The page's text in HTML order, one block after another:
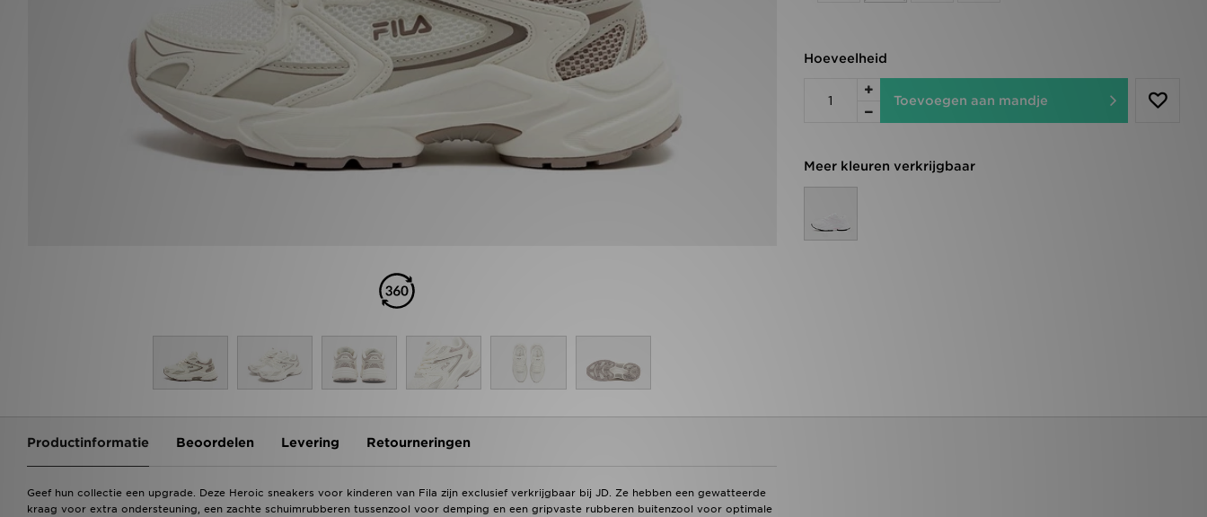
Hoeveelheid
Toevoegen aan mandje
Meer kleuren verkrijgbaar
Productinformatie Beoordelen Levering Retourneringen
Geef hun collectie een upgrade. Deze Heroic sneakers voor kinderen van Fila zijn exclusief verkrijgbaar bij JD. Ze hebben een gewatteerde
kraag voor extra ondersteuning, een zachte schuimrubberen tussenzool voor demping en een gripvaste rubberen buitenzool voor optimale